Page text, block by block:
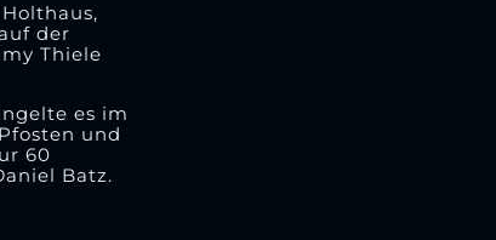
der
Thiele
es im
und
60
Batz.